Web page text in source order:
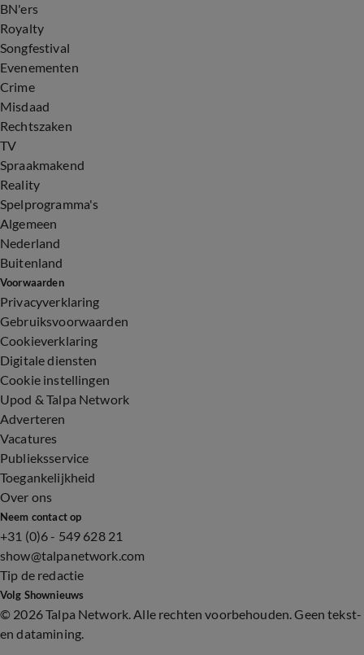
BN'ers
Royalty
Songfestival
Evenementen
Crime
Misdaad
Rechtszaken
TV
Spraakmakend
Reality
Spelprogramma's
Algemeen
Nederland
Buitenland
Voorwaarden
Privacyverklaring
Gebruiksvoorwaarden
Cookieverklaring
Digitale diensten
Cookie instellingen
Upod & Talpa Network
Adverteren
Vacatures
Publieksservice
Toegankelijkheid
Over ons
Neem contact op
+31 (0)6 - 549 628 21
show@talpanetwork.com
Tip de redactie
Volg Shownieuws
© 2026 Talpa Network. Alle rechten voorbehouden. Geen tekst-
en datamining.